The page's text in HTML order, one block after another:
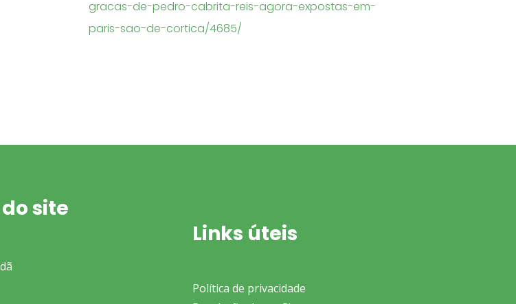
gracas-de-pedro-cabrita-reis-agora-expostas-em-
paris-sao-de-cortica/4685/
site
Links úteis
Política de privacidade